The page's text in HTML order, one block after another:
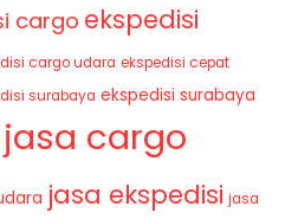
cargo ekspedisi
cargo udara ekspedisi cepat
surabaya ekspedisi surabaya
jasa cargo
jasa ekspedisi jasa